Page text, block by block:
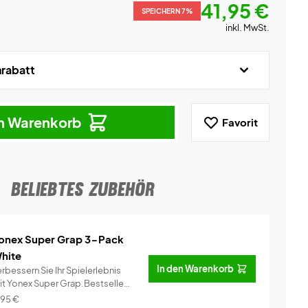
SPEICHERN 7% 41,95 €
inkl. MwSt.
Warenkorb Favorit
BELIEBTES ZUBEHÖR
Super Grap 3-Pack
Sie Ihr Spielerlebnis
Yonex Super Grap.Bestseller
Info
€
In den Warenkorb